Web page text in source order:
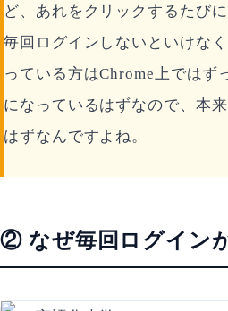
ど、あれをクリックするたび
毎回ログインしないといけな
っている方はChrome上ではず
になっているはずなので、本
はずなんですよね。
② なぜ毎回ログイン